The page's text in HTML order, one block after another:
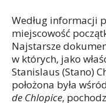
Według informacji
miejscowość
Najstarsze
w których, jako
Stanislaus (Stano)
położona była
de Chlopice,